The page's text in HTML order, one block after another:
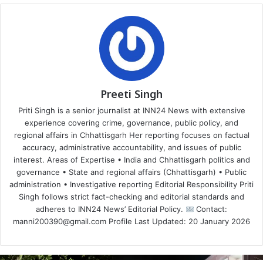
Preeti Singh
Priti Singh is a senior journalist at INN24 News with extensive
experience covering crime, governance, public policy, and
regional affairs in Chhattisgarh Her reporting focuses on factual
accuracy, administrative accountability, and issues of public
interest. Areas of Expertise • India and Chhattisgarh politics and
governance • State and regional affairs (Chhattisgarh) • Public
administration • Investigative reporting Editorial Responsibility Priti
Singh follows strict fact-checking and editorial standards and
adheres to INN24 News’ Editorial Policy.
Contact:
manni200390@gmail.com Profile Last Updated: 20 January 2026